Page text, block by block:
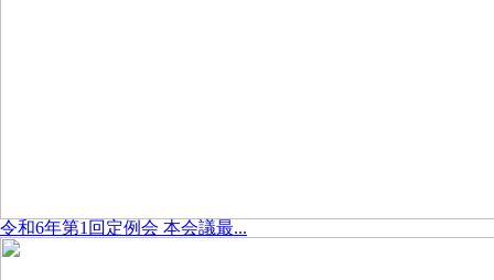
令和6年第1回定例会 本会議最...